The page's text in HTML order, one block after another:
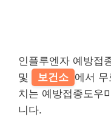
인플루엔자 예방접
및
보건소 에서
치는 예방접종도우
니다.